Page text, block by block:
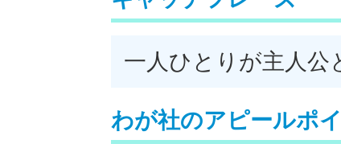
一人ひとりが主人公
わが社のアピールポ